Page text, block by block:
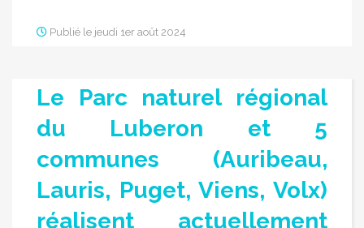
Publié le jeudi 1er août 2024
Le Parc naturel régional
du Luberon et 5
communes (Auribeau,
Lauris, Puget, Viens, Volx)
réalisent actuellement